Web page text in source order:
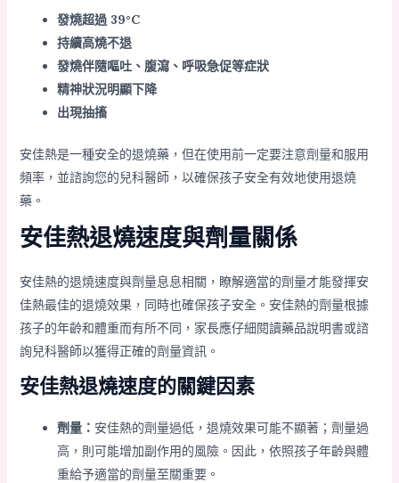
發燒超過 39°C
持續高燒不退
發燒伴隨嘔吐、腹瀉、呼吸急促等症狀
精神狀況明顯下降
出現抽搐
安佳熱是一種安全的退燒藥，但在使用前一定要注意劑量和服用
頻率，並諮詢您的兒科醫師，以確保孩子安全有效地使用退燒
藥。
安佳熱退燒速度與劑量關係
安佳熱的退燒速度與劑量息息相關，瞭解適當的劑量才能發揮安
佳熱最佳的退燒效果，同時也確保孩子安全。安佳熱的劑量根據
孩子的年齡和體重而有所不同，家長應仔細閱讀藥品說明書或諮
詢兒科醫師以獲得正確的劑量資訊。
安佳熱退燒速度的關鍵因素
劑量： 安佳熱的劑量過低，退燒效果可能不顯著；劑量過
高，則可能增加副作用的風險。因此，依照孩子年齡與體
重給予適當的劑量至關重要。